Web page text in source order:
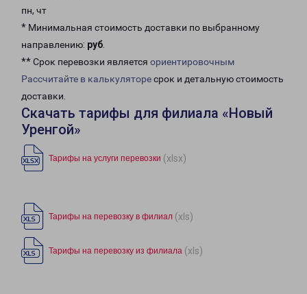
пн, чт
* Минимальная стоимость доставки по выбранному
направлению: руб.
** Срок перевозки является ориентировочным
Рассчитайте в калькуляторесрок и детальную стоимость
доставки.
Скачать тарифы для филиала «Новый
Уренгой»
Тарифы на услуги перевозки (xlsx)
Тарифы на перевозку в филиал (xls)
Тарифы на перевозку из филиала (xls)